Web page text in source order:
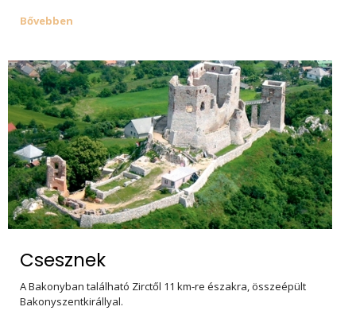
Bővebben
Csesznek
A Bakonyban található Zirctől 11 km-re északra, összeépült
Bakonyszentkirállyal.